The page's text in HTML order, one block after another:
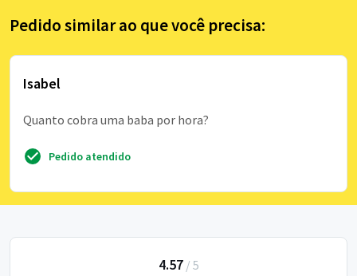
Pedido similar ao que você precisa:
Isabel
Quanto cobra uma baba por hora?
Pedido atendido
4.57/ 5